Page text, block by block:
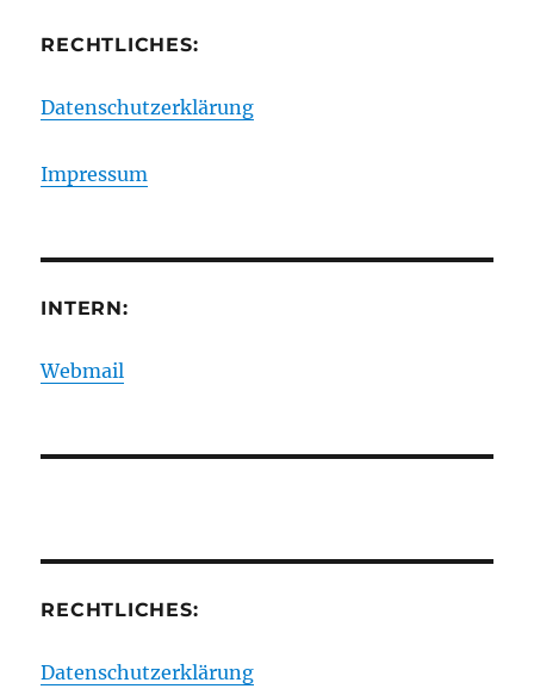
RECHTLICHES:
Datenschutzerklärung
Impressum
INTERN:
Webmail
RECHTLICHES:
Datenschutzerklärung